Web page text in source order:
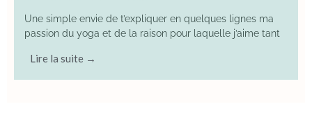
Une simple envie de t’expliquer en quelques lignes ma
passion du yoga et de la raison pour laquelle j’aime tant
Lire la suite →